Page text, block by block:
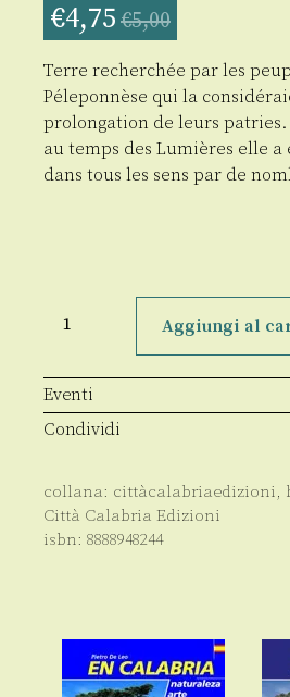
€4,75 €5,00
Terre recherchée par les
Péleponnèse qui la
prolongation de leurs patries.
au temps des Lumières elle a
dans tous les sens par de
Calabre,
histoire
quantità
Aggiungi al
Eventi
Condividi
collana: cittàcalabriaedizioni,
Città Calabria Edizioni
isbn: 8888948244